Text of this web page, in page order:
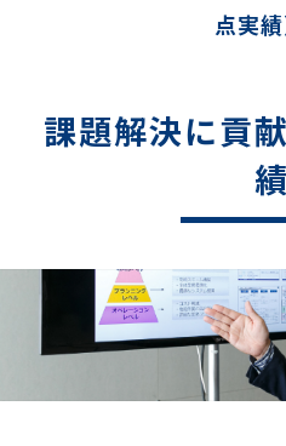
点実績
課題解決に貢
績